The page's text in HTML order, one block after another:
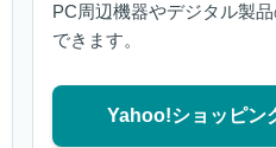
PC周辺機器やデジタル製
できます。
Yahoo!ショッピン